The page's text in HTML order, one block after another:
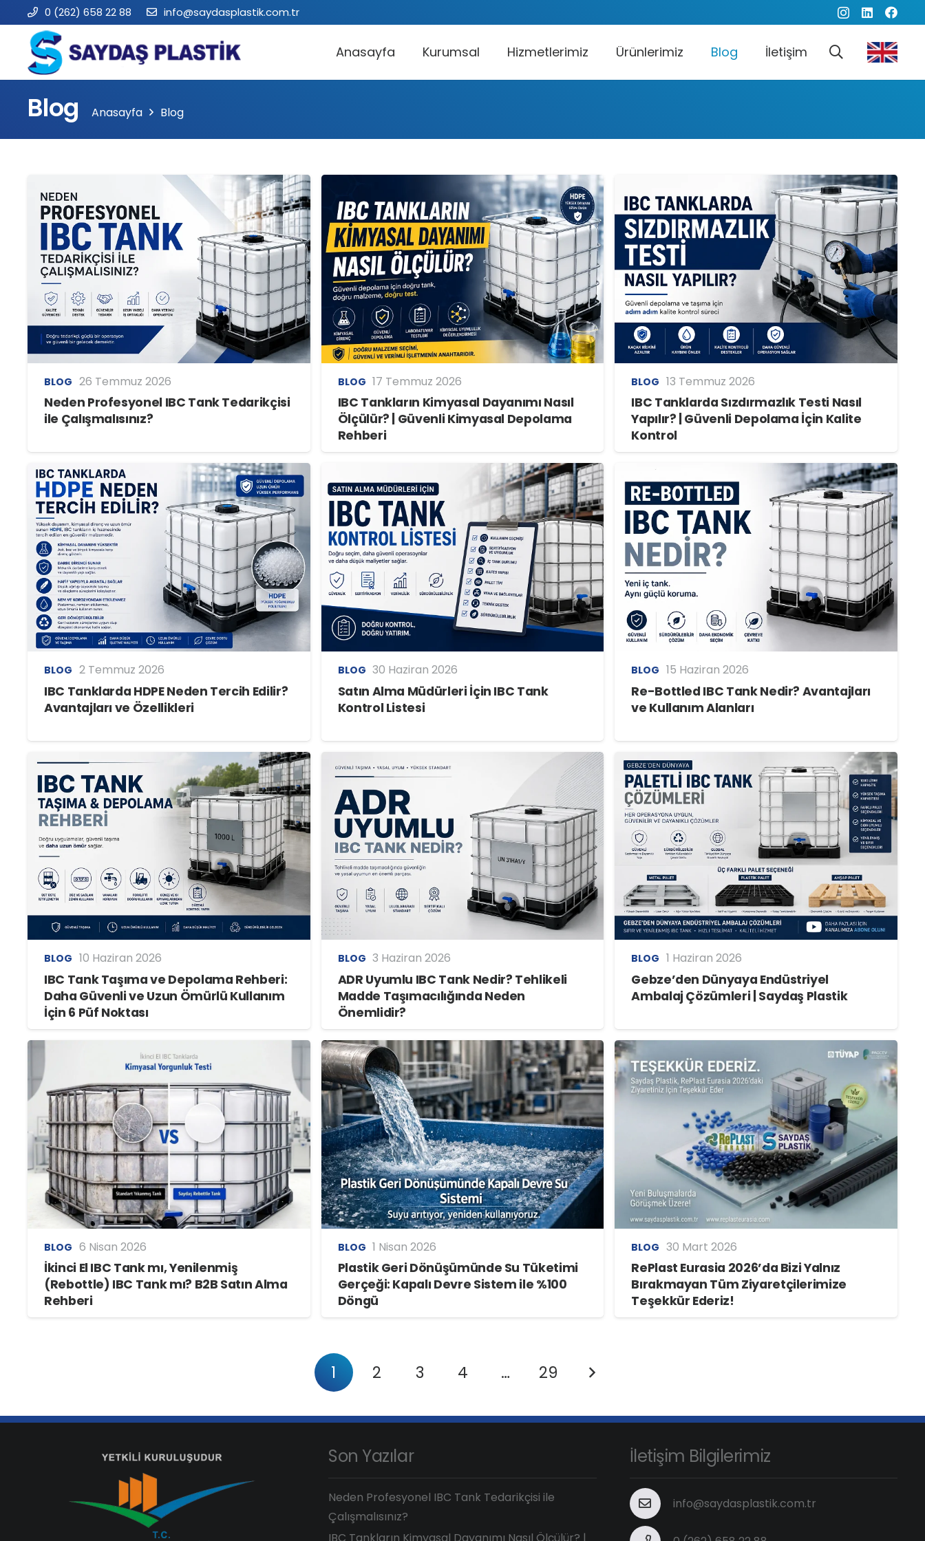
0 (262) 658 22 88 info@saydasplastik.com.tr
Anasayfa Kurumsal Hizmetlerimiz Ürünlerimiz Blog İletişim
Blog Anasayfa Blog
BLOG 26 Temmuz 2026
Neden Profesyonel IBC Tank Tedarikçisi
ile Çalışmalısınız?
BLOG 17 Temmuz 2026
IBC Tankların Kimyasal Dayanımı Nasıl
Ölçülür? | Güvenli Kimyasal Depolama
Rehberi
BLOG 13 Temmuz 2026
IBC Tanklarda Sızdırmazlık Testi Nasıl
Yapılır? | Güvenli Depolama İçin Kalite
Kontrol
BLOG 2 Temmuz 2026
IBC Tanklarda HDPE Neden Tercih Edilir?
Avantajları ve Özellikleri
BLOG 30 Haziran 2026
Satın Alma Müdürleri İçin IBC Tank
Kontrol Listesi
BLOG 15 Haziran 2026
Re-Bottled IBC Tank Nedir? Avantajları
ve Kullanım Alanları
BLOG 10 Haziran 2026
IBC Tank Taşıma ve Depolama Rehberi:
Daha Güvenli ve Uzun Ömürlü Kullanım
İçin 6 Püf Noktası
BLOG 3 Haziran 2026
ADR Uyumlu IBC Tank Nedir? Tehlikeli
Madde Taşımacılığında Neden
Önemlidir?
BLOG 1 Haziran 2026
Gebze’den Dünyaya Endüstriyel
Ambalaj Çözümleri | Saydaş Plastik
BLOG 6 Nisan 2026
İkinci El IBC Tank mı, Yenilenmiş
(Rebottle) IBC Tank mı? B2B Satın Alma
Rehberi
BLOG 1 Nisan 2026
Plastik Geri Dönüşümünde Su Tüketimi
Gerçeği: Kapalı Devre Sistem ile %100
Döngü
BLOG 30 Mart 2026
RePlast Eurasia 2026’da Bizi Yalnız
Bırakmayan Tüm Ziyaretçilerimize
Teşekkür Ederiz!
1 2 3 4 … 29
Son Yazılar
Neden Profesyonel IBC Tank Tedarikçisi ile
Çalışmalısınız?
İletişim Bilgilerimiz
info@saydasplastik.com.tr